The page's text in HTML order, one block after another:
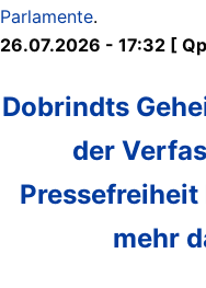
Parlamente.
26.07.2026 - 17:32 [
Dobrindts
der
mehr